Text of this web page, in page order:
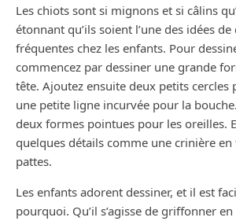
Les chiots sont si mignons et si câlins
étonnant qu’ils soient l’une des idées
fréquentes chez les enfants. Pour
commencez par dessiner une grande
tête. Ajoutez ensuite deux petits cercles
une petite ligne incurvée pour la
deux formes pointues pour les oreilles.
quelques détails comme une crinière
pattes.
Les enfants adorent dessiner, et il est
pourquoi. Qu’il s’agisse de griffonner